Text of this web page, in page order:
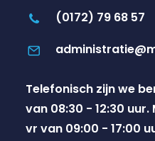
(0172) 79 68 57
Telefonisch zijn we
van 08:30 - 12:30
vr van 09:00 - 17:00